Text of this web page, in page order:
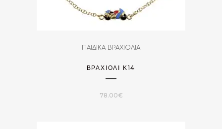
ΠΑΙΔΙΚΑ ΒΡΑΧΙΟΛΙΑ
ΒΡΑΧΙΌΛΙ Κ14
78.00€